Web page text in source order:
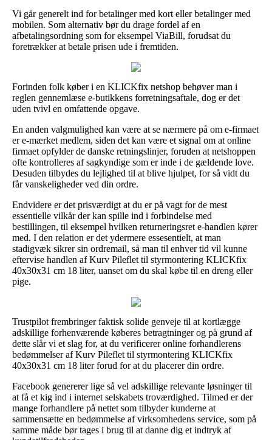
Vi går generelt ind for betalinger med kort eller betalinger med
mobilen. Som alternativ bør du drage fordel af en
afbetalingsordning som for eksempel ViaBill, forudsat du
foretrækker at betale prisen ude i fremtiden.
Forinden folk køber i en KLICKfix netshop behøver man i
reglen gennemlæse e-butikkens forretningsaftale, dog er det
uden tvivl en omfattende opgave.
En anden valgmulighed kan være at se nærmere på om e-firmaet
er e-mærket medlem, siden det kan være et signal om at online
firmaet opfylder de danske retningslinjer, foruden at netshoppen
ofte kontrolleres af sagkyndige som er inde i de gældende love.
Desuden tilbydes du lejlighed til at blive hjulpet, for så vidt du
får vanskeligheder ved din ordre.
Endvidere er det prisværdigt at du er på vagt for de mest
essentielle vilkår der kan spille ind i forbindelse med
bestillingen, til eksempel hvilken returneringsret e-handlen kører
med. I den relation er det ydermere essesentielt, at man
stadigvæk sikrer sin ordremail, så man til enhver tid vil kunne
eftervise handlen af Kurv Pileflet til styrmontering KLICKfix
40x30x31 cm 18 liter, uanset om du skal købe til en dreng eller
pige.
Trustpilot frembringer faktisk solide genveje til at kortlægge
adskillige forhenværende køberes betragtninger og på grund af
dette slår vi et slag for, at du verificerer online forhandlerens
bedømmelser af Kurv Pileflet til styrmontering KLICKfix
40x30x31 cm 18 liter forud for at du placerer din ordre.
Facebook genererer lige så vel adskillige relevante løsninger til
at få et kig ind i internet selskabets troværdighed. Tilmed er der
mange forhandlere på nettet som tilbyder kunderne at
sammensætte en bedømmelse af virksomhedens service, som på
samme måde bør tages i brug til at danne dig et indtryk af